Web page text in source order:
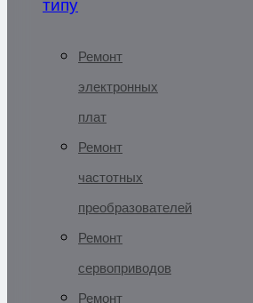
типу
Ремонт
электронных
плат
Ремонт
частотных
преобразователей
Ремонт
сервоприводов
Ремонт